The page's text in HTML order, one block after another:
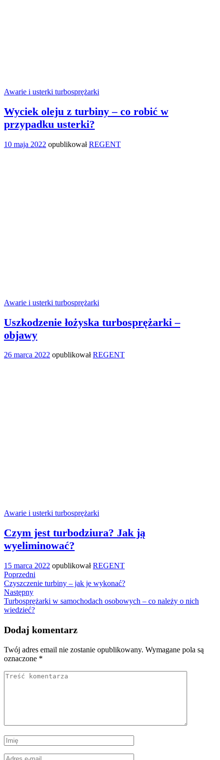
Awarie i usterki turbosprężarki
Wyciek oleju z turbiny – co robić w
przypadku usterki?
10 maja 2022 opublikowałREGENT
Awarie i usterki turbosprężarki
Uszkodzenie łożyska turbosprężarki –
objawy
26 marca 2022 opublikowałREGENT
Awarie i usterki turbosprężarki
Czym jest turbodziura? Jak ją
wyeliminować?
15 marca 2022 opublikowałREGENT
Nawigacja
wpisu
Previous
Post
Poprzedni
Czyszczenie turbiny – jak je wykonać?
Next
Post
Następny
Turbosprężarki w samochodach osobowych – co należy o nich
wiedzieć?
Dodaj komentarz
Twój adres email nie zostanie opublikowany. Wymagane pola są
oznaczone *